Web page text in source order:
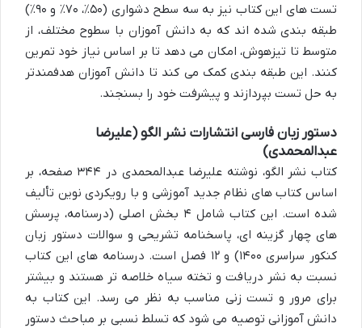
تست های این کتاب نیز به سه سطح دشواری (۵۰٪، ۷۰٪ و ۹۰٪)
طبقه بندی شده اند که به دانش آموزان با سطوح مختلف، از
متوسط تا تیزهوش، امکان می دهد تا بر اساس نیاز خود تمرین
کنند. این طبقه بندی کمک می کند تا دانش آموزان هدفمندتر
به حل تست بپردازند و پیشرفت خود را بسنجند.
دستور زبان فارسی انتشارات نشر الگو (علیرضا
عبدالمحمدی)
کتاب نشر الگو، نوشته علیرضا عبدالمحمدی در ۳۴۴ صفحه، بر
اساس کتاب های نظام جدید آموزشی و با رویکردی نوین تألیف
شده است. این کتاب شامل ۴ بخش اصلی (درسنامه، پرسش
های چهار گزینه ای، پاسخنامه تشریحی و سوالات دستور زبان
کنکور سراسری ۱۴۰۰) و ۱۲ فصل است. درسنامه های این کتاب
نسبت به نشر دریافت و تخته سیاه خلاصه تر هستند و بیشتر
برای مرور و تست زنی مناسب به نظر می رسد. این کتاب به
دانش آموزانی توصیه می شود که تسلط نسبی بر مباحث دستور